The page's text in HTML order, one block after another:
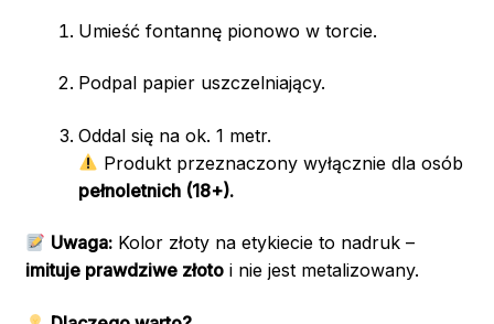
Umieść fontannę pionowo w torcie.
Podpal papier uszczelniający.
Oddal się na ok. 1 metr.
Produkt przeznaczony wyłącznie dla osób
pełnoletnich (18+).
Uwaga:Kolor złoty na etykiecie to nadruk –
imituje prawdziwe złotoi nie jest metalizowany.